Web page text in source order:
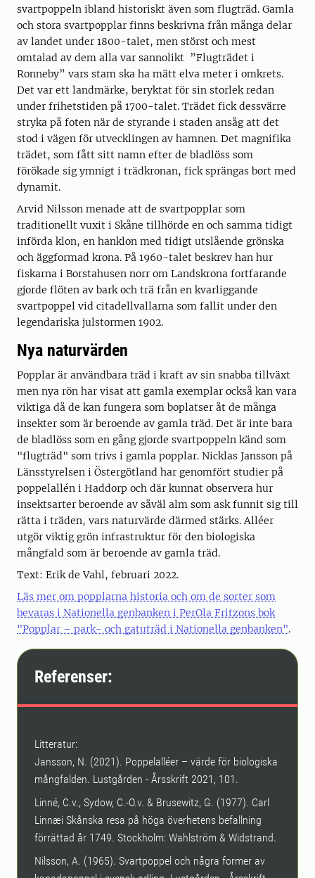
svartpoppeln ibland historiskt även som flugträd. Gamla
och stora svartpopplar finns beskrivna från många delar
av landet under 1800-talet, men störst och mest
omtalad av dem alla var sannolikt ”Flugträdet i
Ronneby” vars stam ska ha mätt elva meter i omkrets.
Det var ett landmärke, beryktat för sin storlek redan
under frihetstiden på 1700-talet. Trädet fick dessvärre
stryka på foten när de styrande i staden ansåg att det
stod i vägen för utvecklingen av hamnen. Det magnifika
trädet, som fått sitt namn efter de bladlöss som
förökade sig ymnigt i trädkronan, fick sprängas bort med
dynamit.
Arvid Nilsson menade att de svartpopplar som
traditionellt vuxit i Skåne tillhörde en och samma tidigt
införda klon, en hanklon med tidigt utslående grönska
och äggformad krona. På 1960-talet beskrev han hur
fiskarna i Borstahusen norr om Landskrona fortfarande
gjorde flöten av bark och trä från en kvarliggande
svartpoppel vid citadellvallarna som fallit under den
legendariska julstormen 1902.
Nya naturvärden
Popplar är användbara träd i kraft av sin snabba tillväxt
men nya rön har visat att gamla exemplar också kan vara
viktiga då de kan fungera som boplatser åt de många
insekter som är beroende av gamla träd. Det är inte bara
de bladlöss som en gång gjorde svartpoppeln känd som
"flugträd" som trivs i gamla popplar. Nicklas Jansson på
Länsstyrelsen i Östergötland har genomfört studier på
poppelallén i Haddorp och där kunnat observera hur
insektsarter beroende av såväl alm som ask funnit sig till
rätta i träden, vars naturvärde därmed stärks. Alléer
utgör viktig grön infrastruktur för den biologiska
mångfald som är beroende av gamla träd.
Text: Erik de Vahl, februari 2022.
Läs mer om popplarna historia och om de sorter som
bevaras i Nationella genbanken i PerOla Fritzons bok
"Popplar – park- och gatuträd i Nationella genbanken".
Referenser:
Litteratur:
Jansson, N. (2021). Poppelalléer – värde för biologiska
mångfalden. Lustgården - Årsskrift 2021, 101.
Linné, C.v., Sydow, C.-O.v. & Brusewitz, G. (1977). Carl
Linnæi Skånska resa på höga överhetens befallning
förrättad år 1749. Stockholm: Wahlström & Widstrand.
Nilsson, A. (1965). Svartpoppel och några former av